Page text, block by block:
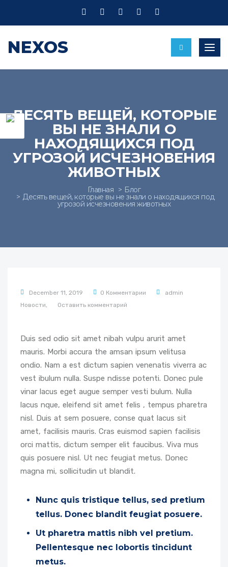
NEXOS
ДЕСЯТЬ ВЕЩЕЙ, КОТОРЫЕ
ВЫ НЕ ЗНАЛИ О
НАХОДЯЩИХСЯ ПОД
УГРОЗОЙ ИСЧЕЗНОВЕНИЯ
ЖИВОТНЫХ
Главная Блог
Десять вещей, которые вы не знали о находящихся под
угрозой исчезновения животных
December 11, 2019 0 Комментарии
admin
Новости,
Оставить комментарий
Duis sed odio sit amet nibah vulpu arurit amet
mauris. Morbi accura the amsan ipsum velitusa
ondio. Nam a est dictum sapien venenatis viverra ac
vest ibulum nulla. Suspe ndisse potenti. Donec pule
vinar lacus eget augue semper vesti bulum. Nulla
lacus nque, eleifend sit amet felis , tempus pharetra
nisl. Duis at sem posuere, conse quat lacus sit
amet, facilisis mauris. Cras euismod sapien facilisis
orci mattis, dictum semper elit faucibus. Viva mus
quis posuere nisl. Ut nec feugiat metus. Donec
magna mi, sollicitudin ut blandit.
Nunc quis tristique tellus, sed pretium
tellus. Donec blandit feugiat posuere.
Ut pharetra mattis nibh vel pretium.
Pellentesque nec lobortis tincidunt
metus.